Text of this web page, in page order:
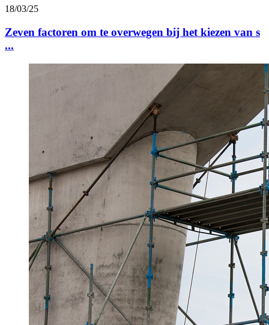
18/03/25
Zeven factoren om te overwegen bij het kiezen van s
...